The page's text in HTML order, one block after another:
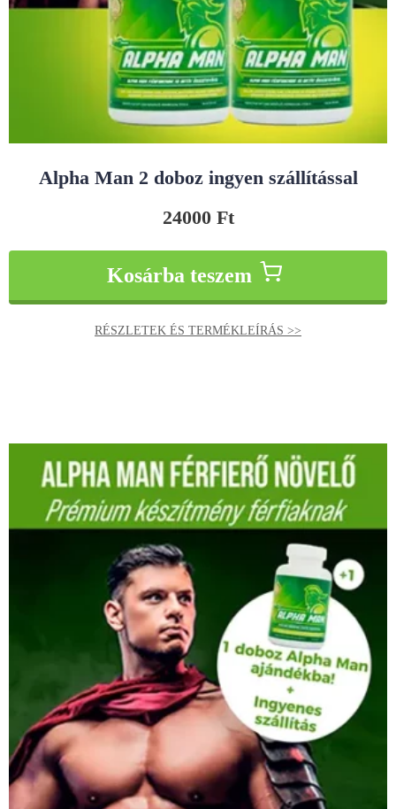
Alpha Man 2 doboz ingyen szállítással
24000 Ft
Kosárba teszem
RÉSZLETEK ÉS TERMÉKLEÍRÁS >>
was:
60000 Ft.
is:
48000 Ft.